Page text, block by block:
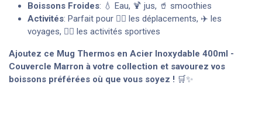
Boissons Froides: 💧 Eau, 🍹 jus, 🥤 smoothies
Activités: Parfait pour 🚶‍♂️ les déplacements, ✈️ les
voyages, 🏃‍♀️ les activités sportives
Ajoutez ce Mug Thermos en Acier Inoxydable 400ml -
Couvercle Marron à votre collection et savourez vos
boissons préférées où que vous soyez ! 🛒✨